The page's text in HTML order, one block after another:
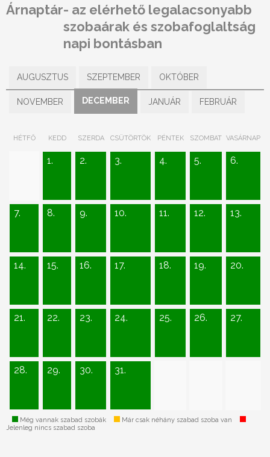
Árnaptár- az elérhető legalacsonyabb
szobaárak és szobafoglaltság
napi bontásban
AUGUSZTUS SZEPTEMBER OKTÓBER
NOVEMBER DECEMBER JANUÁR FEBRUÁR
HÉTFŐ KEDD SZERDA CSÜTÖRTÖK PÉNTEK SZOMBAT VASÁRNAP
1. 2. 3. 4. 5. 6.
7. 8. 9. 10. 11. 12. 13.
14. 15. 16. 17. 18. 19. 20.
21. 22. 23. 24. 25. 26. 27.
28. 29. 30. 31.
Még vannak szabad szobák
Már csak néhány szabad szoba van
Jelenleg nincs szabad szoba